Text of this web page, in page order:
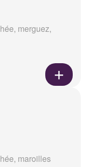
merguez,
maroilles